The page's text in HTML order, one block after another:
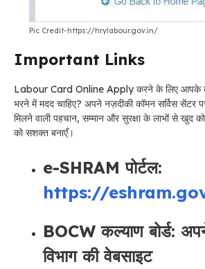
Pic Credit-https://hrylabour.gov.in/
Important Links
Labour Card Online Apply करने के लिए आपके
भरने में मदद चाहिए? अपने नज़दीकी कॉमन सर्विस सेंटर
मिलने वाली पहचान, सम्मान और सुरक्षा के लाभों से खुद
को सशक्त बनाएँ।
e-SHRAM पोर्टल:
https://
BOCW कल्याण बोर्ड:
विभाग की वेबसाइट